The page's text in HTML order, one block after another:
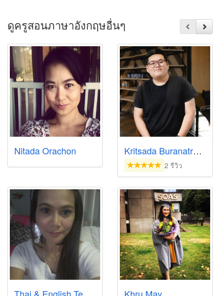
ดูครูสอนภาษาอังกฤษอื่นๆ
Nitada Orachon Kritsada Buranatrakoon
2 รีวิว